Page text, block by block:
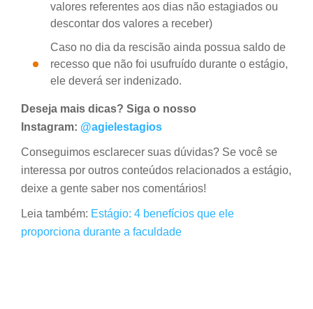
valores referentes aos dias não estagiados ou
descontar dos valores a receber)
Caso no dia da rescisão ainda possua saldo de
recesso que não foi usufruído durante o estágio,
ele deverá ser indenizado.
Deseja mais dicas? Siga o nosso
Instagram: @agielestagios
Conseguimos esclarecer suas dúvidas? Se você se
interessa por outros conteúdos relacionados a estágio,
deixe a gente saber nos comentários!
Leia também: Estágio: 4 benefícios que ele
proporciona durante a faculdade